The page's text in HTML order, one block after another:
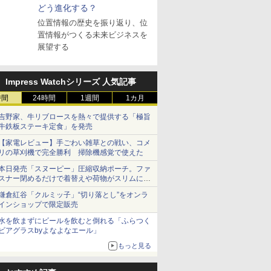
どう進化する？
位置情報の歴史を振り返り、位
置情報がつくる未来ビジネスを
展望する
Impress Watchシリーズ 人気記事
24時間 1週間 1カ月
野家、牛リブロースを熱々で提供する「極旨
鉄板ステーキ定食」を発売
家電レビュー】手ごわい雑草との戦い、コメ
の草刈機で完全勝利 掃除機感覚で使えた
日発売「スヌーピー」圧縮収納ポーチ。ファ
ナー閉めるだけで着替えや荷物がスリムにま
まる
倉紅谷「クルミッ子」“切り落とし”をオンラ
ンショップで限定販売
を飲まずにビールを飲むと倒れる「ふらつく
アグラスbyよなよなエール」
もっと見る